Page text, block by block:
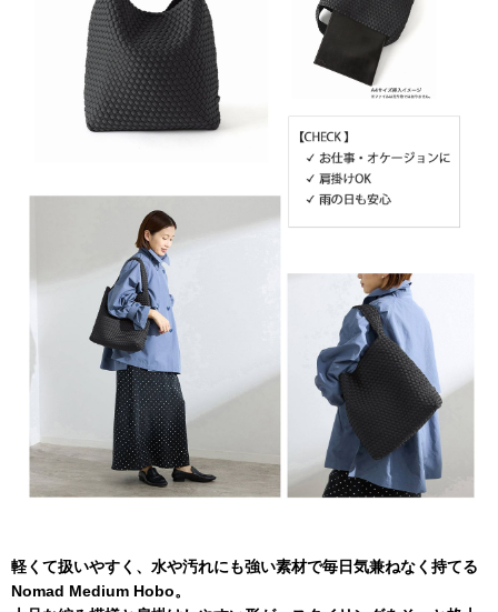
軽くて扱いやすく、水や汚れにも強い素材で毎日気兼ねなく持てる
Nomad Medium Hobo。